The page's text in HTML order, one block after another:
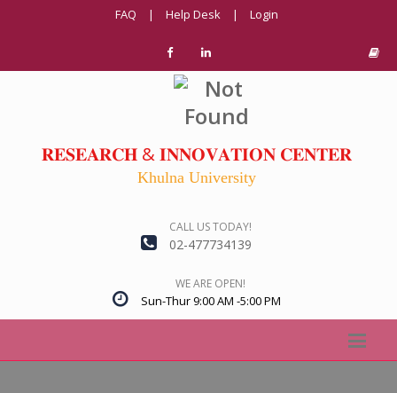
FAQ | Help Desk | Login
𝐑𝐄𝐒𝐄𝐀𝐑𝐂𝐇 & 𝐈𝐍𝐍𝐎𝐕𝐀𝐓𝐈𝐎𝐍 𝐂𝐄𝐍𝐓𝐄𝐑
Khulna University
CALL US TODAY!
02-477734139
WE ARE OPEN!
Sun-Thur 9:00 AM -5:00 PM